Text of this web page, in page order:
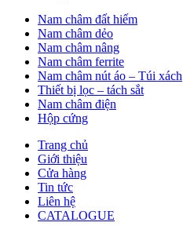
Nam châm đất hiếm
Nam châm dẻo
Nam châm nâng
Nam châm ferrite
Nam châm nút áo – Túi xách
Thiết bị lọc – tách sắt
Nam châm điện
Hộp cứng
Trang chủ
Giới thiệu
Cửa hàng
Tin tức
Liên hệ
CATALOGUE